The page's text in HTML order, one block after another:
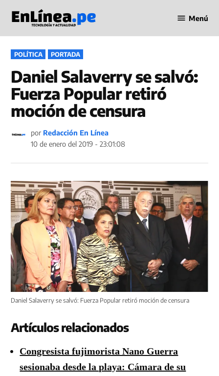
contenido
en Línea
Menú
PUBLICADO
EN
POLÍTICA PORTADA
Daniel Salaverry se salvó:
Fuerza Popular retiró
moción de censura
por Redacción En Línea
10 de enero del 2019 - 23:01:08
Daniel Salaverry se salvó: Fuerza Popular retiró moción de censura
Artículos relacionados
Congresista fujimorista Nano Guerra
sesionaba desde la playa: Cámara de su